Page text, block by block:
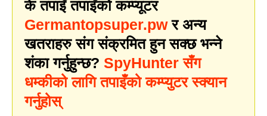
के तपाइँ तपाइँको कम्प्यूटर
Germantopsuper.pwर अन्य
खतराहरु संग संक्रमित हुन सक्छ भन्ने
शंका गर्नुहुन्छ? SpyHunter सँग
धम्कीको लागि तपाइँको कम्प्युटर स्क्यान
गर्नुहोस्